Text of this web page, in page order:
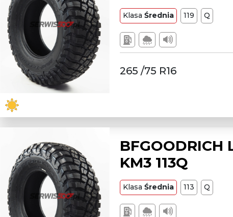
Klasa Średnia 119 Q
265 /75 R16
BFGOODRICH
KM3 113Q
Klasa Średnia 113 Q